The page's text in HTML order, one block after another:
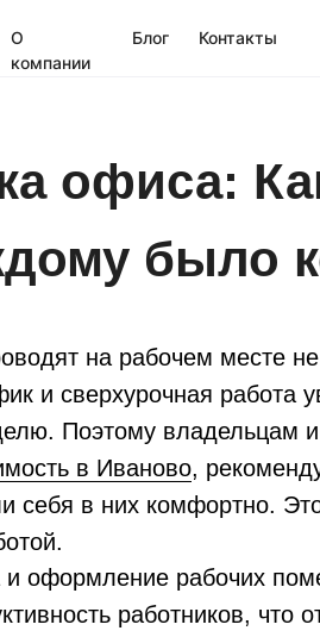
О
компании
Блог Контакты
офиса:
было
на рабочем месте
и сверхурочная работа
Поэтому владельцам
в Иваново,
себя в них комфортно.
и оформление рабочих
работников, что